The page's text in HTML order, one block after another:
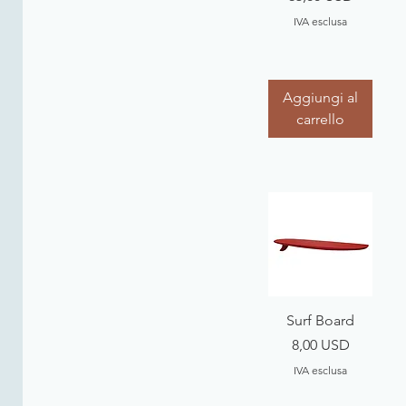
IVA esclusa
Aggiungi al
carrello
Vista rapida
Surf Board
Prezzo
8,00 USD
IVA esclusa